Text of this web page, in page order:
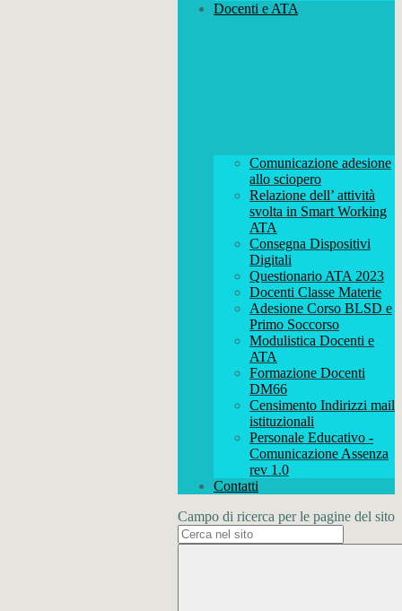
Docenti e ATA
Comunicazione adesione
allo sciopero
Relazione dell’ attività
svolta in Smart Working
ATA
Consegna Dispositivi
Digitali
Questionario ATA 2023
Docenti Classe Materie
Adesione Corso BLSD e
Primo Soccorso
Modulistica Docenti e
ATA
Formazione Docenti
DM66
Censimento Indirizzi mail
istituzionali
Personale Educativo -
Comunicazione Assenza
rev 1.0
Contatti
Campo di ricerca per le pagine del sito